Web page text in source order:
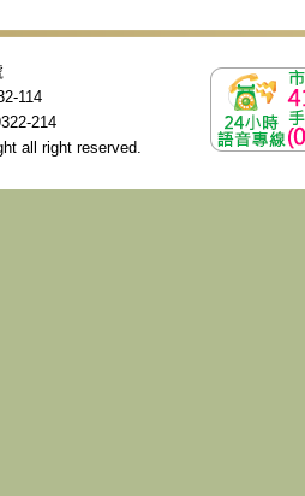
114
214
all right reserved.